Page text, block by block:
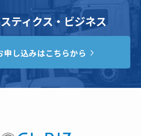
ティクス・ビジネス
申し込みはこちらから